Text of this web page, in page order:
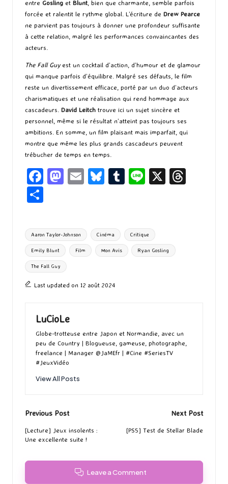
entre Gosling et Blunt , bien que charmante, semble parfois
forcée et ralentit le rythme global. L’écriture de Drew Pearce
ne parvient pas toujours à donner une profondeur suffisante
à cette relation, malgré les performances convaincantes des
acteurs.
The Fall Guyest un cocktail d’action, d’humour et de glamour
qui manque parfois d’équilibre. Malgré ses défauts, le film
reste un divertissement efficace, porté par un duo d’acteurs
charismatiques et une réalisation qui rend hommage aux
cascadeurs. David Leitch trouve ici un sujet sincère et
personnel, même si le résultat n’atteint pas toujours ses
ambitions. En somme, un film plaisant mais imparfait, qui
montre que même les plus grands cascadeurs peuvent
trébucher de temps en temps.
Fa
o
o
k
M
d
o
n
E
l
Bl
ky
T
bl
r
Li X
ta
g
er
Tags:
Aaron Taylor-Johnson Cinéma Critique
Emily Blunt Film Mon Avis Ryan Gosling
The Fall Guy
Last updated on 12 août 2024
LuCioLe
Globe-trotteuse entre Japon et Normandie, avec un
peu de Country | Blogueuse, gameuse, photographe,
freelance | Manager @JaMEfr | #Cine #SeriesTV
#JeuxVidéo
View All Posts
Post
navigation
Previous Post
[Lecture] Jeux insolents :
Une excellente suite !
Next Post
[PS5] Test de Stellar Blade
Leave a Comment